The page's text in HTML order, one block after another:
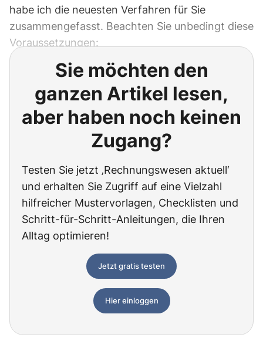
habe ich die neuesten Verfahren für Sie
zusammengefasst. Beachten Sie unbedingt diese
Voraussetzungen:
Sie möchten den
ganzen Artikel lesen,
aber haben noch keinen
Zugang?
Testen Sie jetzt ‚Rechnungswesen aktuell‘
und erhalten Sie Zugriff auf eine Vielzahl
hilfreicher Mustervorlagen, Checklisten und
Schritt-für-Schritt-Anleitungen, die Ihren
Alltag optimieren!
Jetzt gratis testen
Hier einloggen